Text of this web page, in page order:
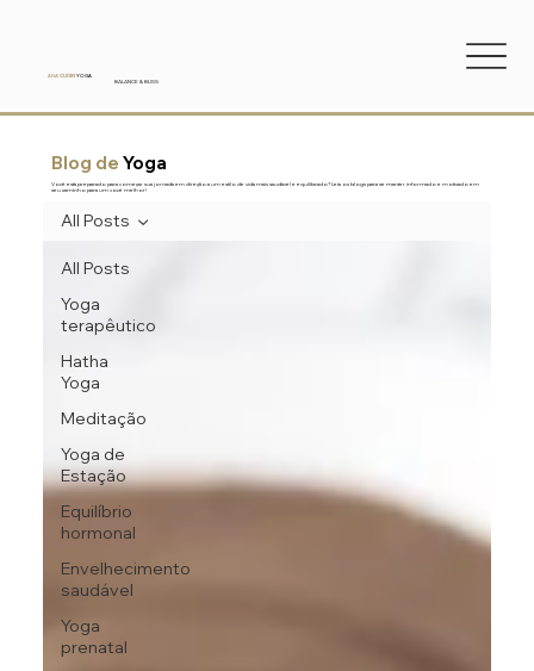
ANA CUDIN YOGA
BALANCE & BLISS
Blog de Yoga
Você está preparado para começar sua jornada em direção a um estilo de vida mais saudável e equilibrado? Leia os blogs para se manter informado e motivado em
seu caminho para um você melhor!
All Posts
Yoga
terapêutico
Hatha
Yoga
Meditação
Yoga de
Estação
Equilíbrio
hormonal
Envelhecimento
saudável
Yoga
prenatal
All Posts